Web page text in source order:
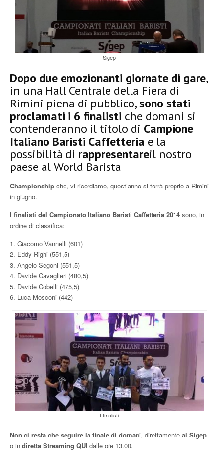
Sigep
Dopo due emozionanti giornate di gare,
in una Hall Centrale della Fiera di
Rimini piena di pubblico,sono stati
proclamati i 6 finalisti che domani si
contenderanno il titolo di Campione
Italiano Baristi Caffetteria e la
possibilità di rappresentareil nostro
paese al World Barista
Championship che, vi ricordiamo, quest’anno si terrà proprio a Rimini
in giugno.
I finalisti del Campionato Italiano Baristi Caffetteria 2014 sono, in
ordine di classifica:
1. Giacomo Vannelli (601)
2. Eddy Righi (551,5)
3. Angelo Segoni (551,5)
4. Davide Cavaglieri (480,5)
5. Davide Cobelli (475,5)
6. Luca Mosconi (442)
I finalisti
Non ci resta che seguire la finale di domani, direttamente al Sigep
o in diretta Streaming QUI dalle ore 13.00.